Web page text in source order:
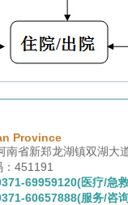
Province
南省新郑龙湖镇双湖大
：451191
69959120(医疗/急
60657888(服务/咨